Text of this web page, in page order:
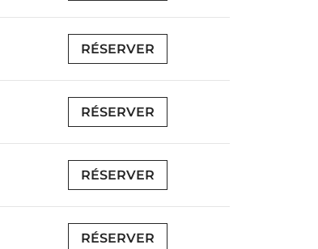
RÉSERVER
RÉSERVER
RÉSERVER
RÉSERVER